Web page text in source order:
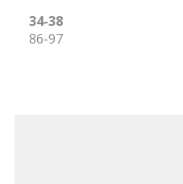
34-38
86-97